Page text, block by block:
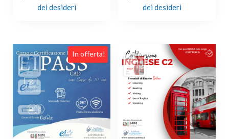
dei desideri
dei desideri
In offerta!